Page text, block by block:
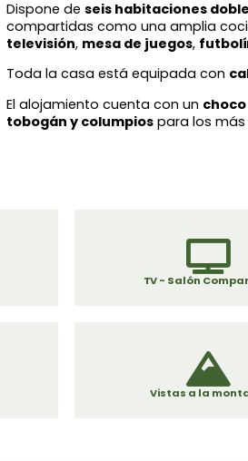
Dispone deseis habitaciones
compartidas como una amplia
televisión, mesa de juegos,
Toda la casa está equipada con
El alojamiento cuenta con un
tobogán y columpiospara los más
TV - Salón
Vistas a la